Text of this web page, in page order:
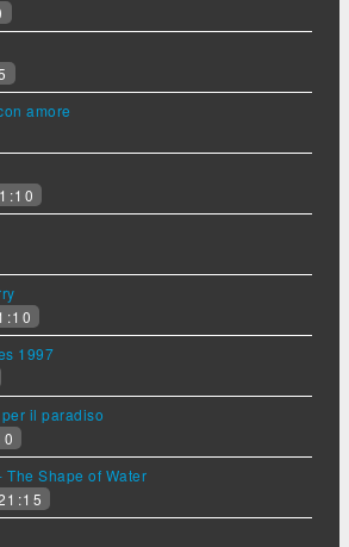
amore
1997
il paradiso
Shape of Water